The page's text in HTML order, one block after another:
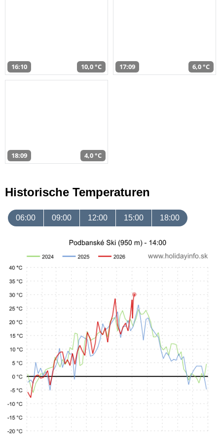
16:10 10,0 °C 17:09 6,0 °C
18:09 4,0 °C
Historische Temperaturen
06:00 09:00 12:00 15:00 18:00